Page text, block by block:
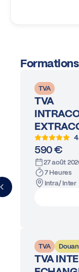
TVA
TVA
590 €
27 août
7 Heures
Intra/ Inter
TVA
TVA